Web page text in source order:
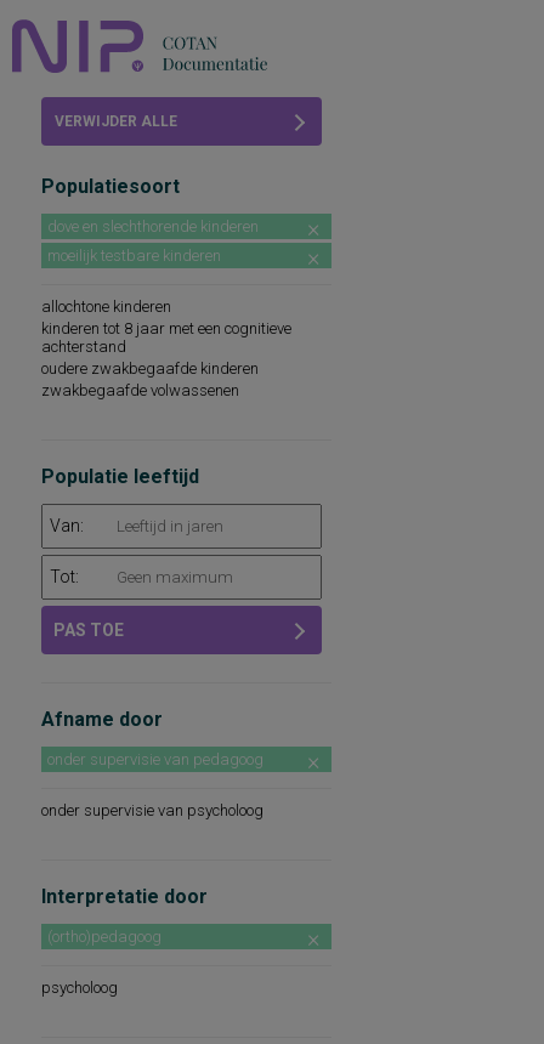
Abonneren
VERWIJDER ALLE
Populatiesoort
dove en slechthorende kinderen
moeilijk testbare kinderen
allochtone kinderen
kinderen tot 8 jaar met een cognitieve
achterstand
oudere zwakbegaafde kinderen
zwakbegaafde volwassenen
Populatie leeftijd
Van:
Tot:
PAS TOE
Afname door
onder supervisie van pedagoog
onder supervisie van psycholoog
Interpretatie door
(ortho)pedagoog
psycholoog